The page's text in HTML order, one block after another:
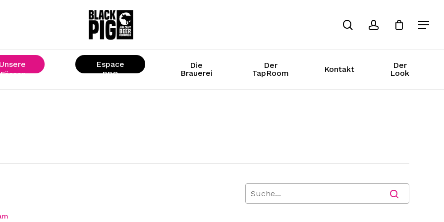
Unsere
Fässer
Espace
« PRO »
Die
Brauerei
Der
TapRoom
Kontakt
Der
Look